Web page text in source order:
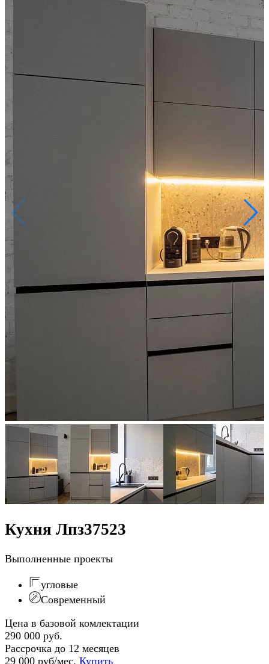
Кухня Лпз37523
Выполненные проекты
угловые
Современный
Цена в базовой комлектации
290 000 руб.
Рассрочка до 12 месяцев
29 000 руб/мес. Купить